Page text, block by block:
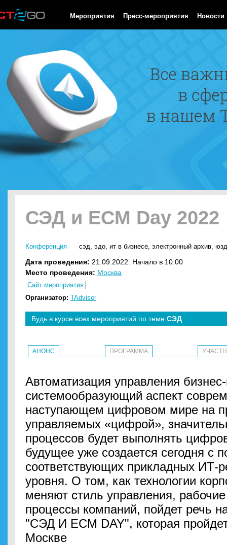
Мероприятия Пресс-мероприятия Новости
СЭД и ECM Day 2022
Конференция сэд, эдо, ит в бизнесе, электронный архив,
Дата проведения: 21.09.2022. Начало в 10:00
Место проведения: Москва
Сайт мероприятия
Организатор: TAdviser
Будь в курсе всех мероприятий по теме СЭД
АНОНС ПРОГРАММА
Автоматизация управления
системообразующий аспект
наступающем цифровом мире на
управляемых «цифрой»,
процессов будет выполнять
будущее уже создается сегодня с
соответствующих прикладных ИТ-
уровня. О том, как технологии
меняют стиль управления,
процессы компаний, пойдет речь
"СЭД И ECM DAY", которая
Москве